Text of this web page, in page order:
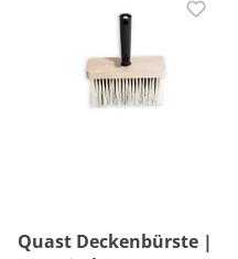
Quast Deckenbürste |